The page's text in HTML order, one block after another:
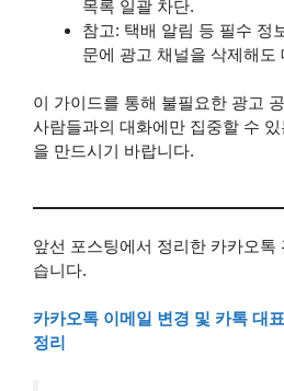
목록 일괄 차단.
참고: 택배 알림 등 필수 정
문에 광고 채널을 삭제해도
이 가이드를 통해 불필요한 광고
사람들과의 대화에만 집중할 수
을 만드시기 바랍니다.
앞선 포스팅에서 정리한 카카오톡
습니다.
카카오톡 이메일 변경 및 카톡 대
정리